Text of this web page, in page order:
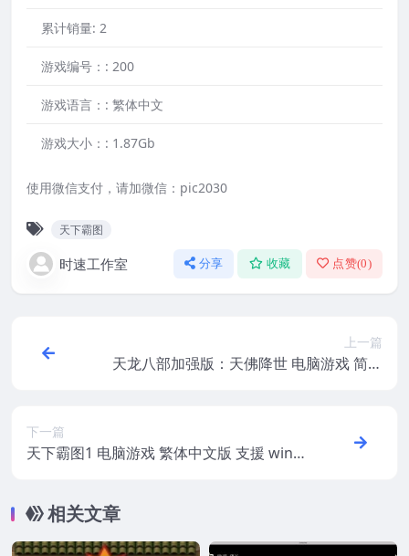
累计销量: 2
游戏编号：: 200
游戏语言：: 繁体中文
游戏大小：: 1.87Gb
使用微信支付，请加微信：pic2030
天下霸图
时速工作室 分享 收藏 点赞(0)
上一篇
天龙八部加强版：天佛降世 电脑游戏 简体
下一篇
天下霸图1 电脑游戏 繁体中文版 支援 win11
相关文章